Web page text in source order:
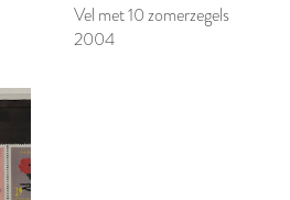
Vel met 10 zomerzegels
2004